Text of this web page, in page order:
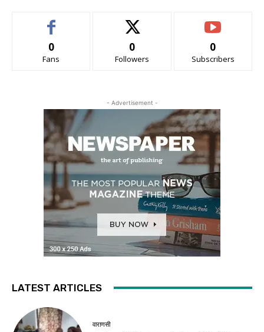
0
Fans
0
Followers
0
Subscribers
- Advertisement -
LATEST ARTICLES
वाराणसी